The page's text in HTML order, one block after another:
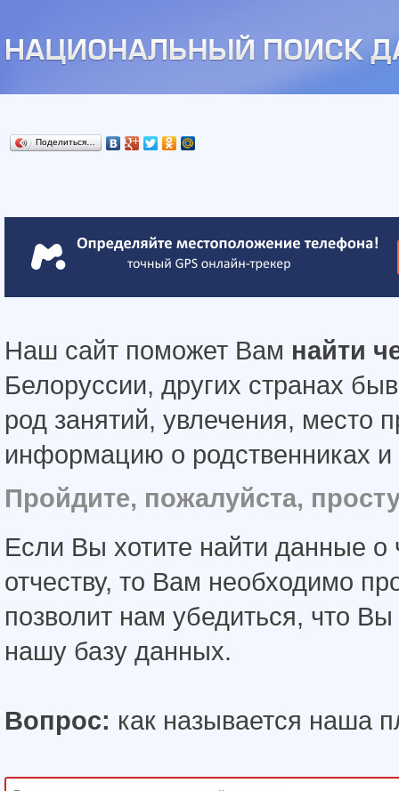
Поделиться…
Наш сайт поможет Вам найти
Белоруссии, других странах
род занятий, увлечения, место
информацию о родственниках и
Пройдите, пожалуйста,
Если Вы хотите найти данные
отчеству, то Вам необходимо
позволит нам убедиться, что
нашу базу данных.
Вопрос: как называется наша